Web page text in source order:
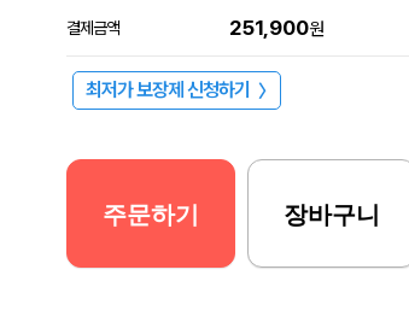
결제금액 251,900원
최저가 보장제 신청하기 〉
주문하기 장바구니